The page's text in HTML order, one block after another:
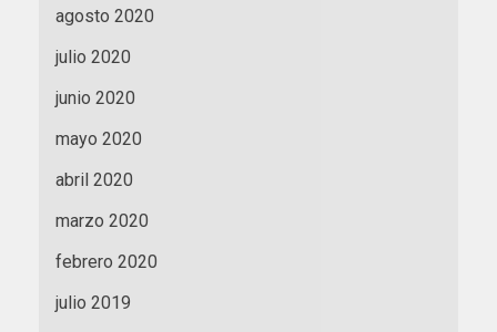
agosto 2020
julio 2020
junio 2020
mayo 2020
abril 2020
marzo 2020
febrero 2020
julio 2019